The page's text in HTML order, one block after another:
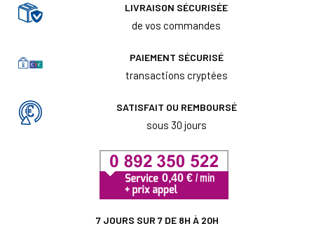
LIVRAISON SÉCURISÉE
de vos commandes
PAIEMENT SÉCURISÉ
transactions cryptées
SATISFAIT OU REMBOURSÉ
sous 30 jours
7 JOURS SUR 7 DE 8H À 20H